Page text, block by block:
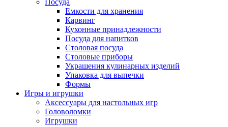
Посуда
Емкости для хранения
Карвинг
Кухонные принадлежности
Посуда для напитков
Столовая посуда
Столовые приборы
Украшения кулинарных изделий
Упаковка для выпечки
Формы
Игры и игрушки
Аксессуары для настольных игр
Головоломки
Игрушки